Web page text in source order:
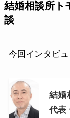
結婚相談所ト
談
今回インタビ
結婚
代表